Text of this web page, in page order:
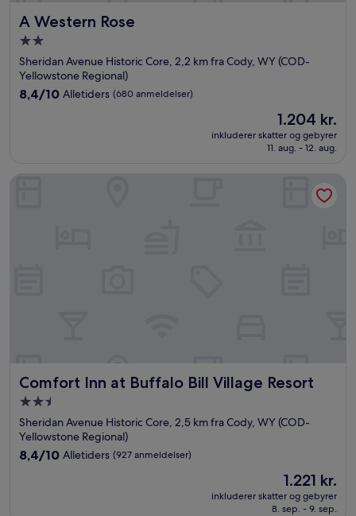
A Western Rose
A Western Rose
2.0-
stjernet
overnatningssted
Sheridan Avenue Historic Core, 2,2 km fra Cody, WY (COD-
Yellowstone Regional)
8.4
anmeldelser)
8,4/10 Alletiders (680 anmeldelser)
Prisen
er
1.204 kr.
1.204 kr.
inkluderer skatter og gebyrer
11. aug. - 12. aug.
Comfort Inn at Buffalo Bill Village Resort
Comfort Inn at Buffalo Bill Village Resort
2.5-
stjernet
overnatningssted
Sheridan Avenue Historic Core, 2,5 km fra Cody, WY (COD-
Yellowstone Regional)
8.4
8,4/10 Alletiders (927 anmeldelser)
Prisen
1.221 kr.
1.221 kr.
inkluderer skatter og gebyrer
8. sep. - 9. sep.